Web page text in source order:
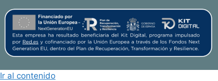
Ir al contenido